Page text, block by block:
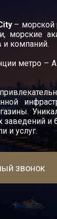
– морской
морские
и компаний.
метро –
и
и услуг.
звонок